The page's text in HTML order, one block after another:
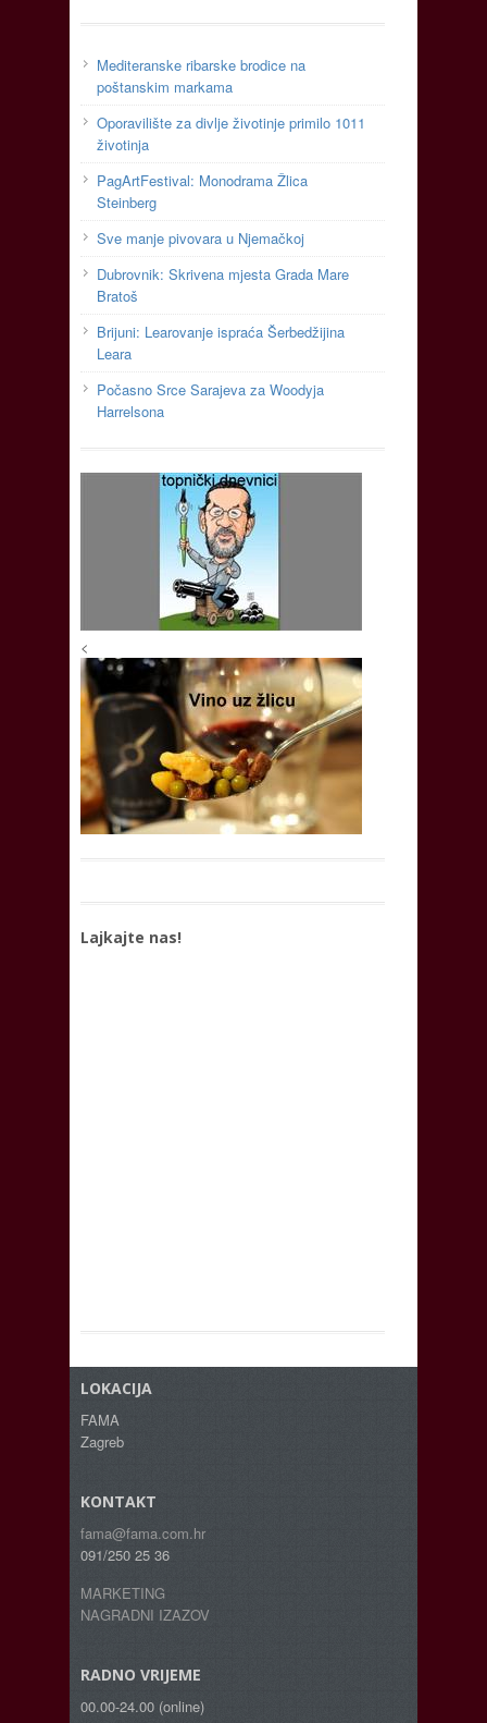
Mediteranske ribarske brodice na
poštanskim markama
Oporavilište za divlje životinje primilo 1011
životinja
PagArtFestival: Monodrama Žlica
Steinberg
Sve manje pivovara u Njemačkoj
Dubrovnik: Skrivena mjesta Grada Mare
Bratoš
Brijuni: Learovanje ispraća Šerbedžijina
Leara
Počasno Srce Sarajeva za Woodyja
Harrelsona
<
Lajkajte nas!
LOKACIJA
FAMA
Zagreb
KONTAKT
fama@fama.com.hr
091/250 25 36
MARKETING
NAGRADNI IZAZOV
RADNO VRIJEME
00.00-24.00 (online)